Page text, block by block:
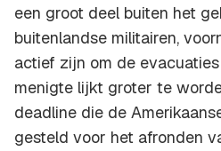
een groot deel buiten het
buitenlandse militairen,
actief zijn om de
menigte lijkt groter te
deadline die de
gesteld voor het afronden